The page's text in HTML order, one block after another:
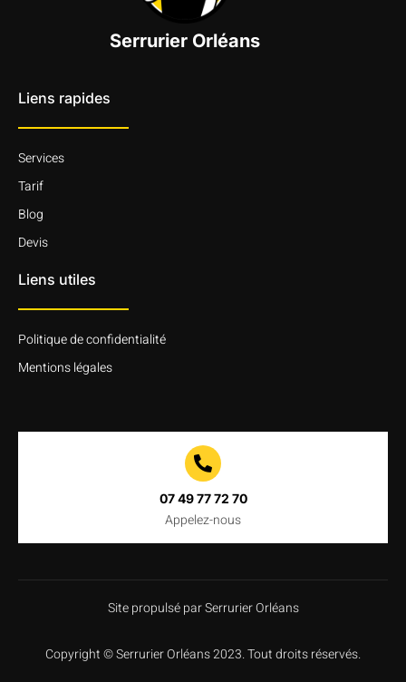
Serrurier Orléans
Liens rapides
Services
Tarif
Blog
Devis
Liens utiles
Politique de confidentialité
Mentions légales
07 49 77 72 70
Appelez-nous
Site propulsé par Serrurier Orléans
Copyright©SerrurierOrléans2023.Toutdroitsréservés.